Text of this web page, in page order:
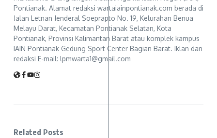
Pontianak. Alamat redaksi wartaiainpontianak.com berada di
Jalan Letnan Jenderal Soeprapto No. 19, Kelurahan Benua
Melayu Darat, Kecamatan Pontianak Selatan, Kota
Pontianak, Provinsi Kalimantan Barat atau komplek kampus
IAIN Pontianak Gedung Sport Center Bagian Barat. Iklan dan
redaksi E-mail: lpmwarta1@gmail.com
Related Posts